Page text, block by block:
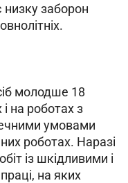
заборон
молодше 18
на роботах з
умовами
роботах. Наразі
із шкідливими і
на яких